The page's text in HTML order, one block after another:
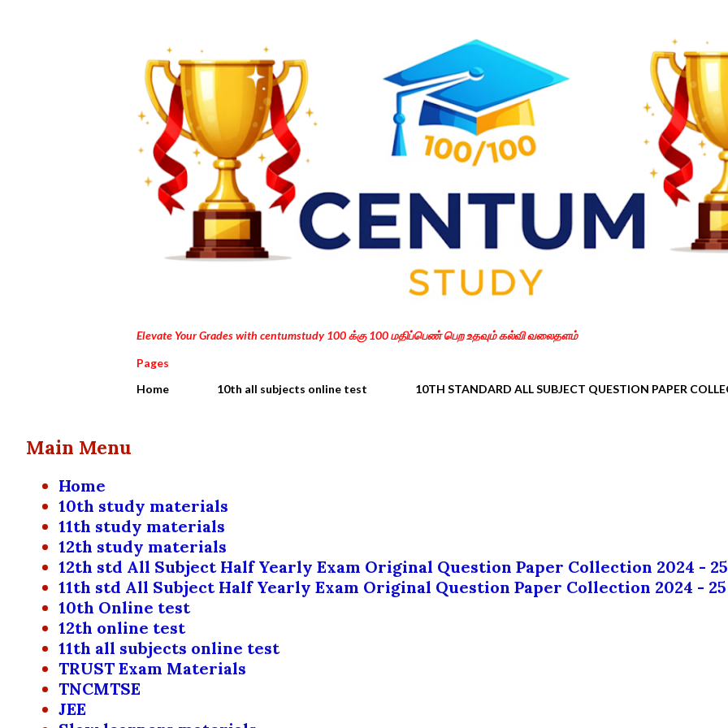
Elevate Your Grades with centumstudy 100 க்கு 100 மதிப்பெண் பெற உதவும் கல்வி வலைதளம்
Pages
Home
10th all subjects online test 10TH STANDARD ALL SUBJECT QUESTION PAPER
Main Menu
Home
10th study materials
11th study materials
12th study materials
12th std All Subject Half Yearly Exam Original Question Paper Collection 2024 - 25
11th std All Subject Half Yearly Exam Original Question Paper Collection 2024 - 25
10th Online test
12th online test
11th all subjects online test
TRUST Exam Materials
TNCMTSE
JEE